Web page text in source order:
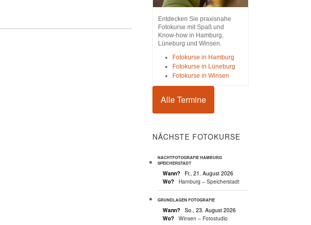
Entdecken Sie praxisnahe
Fotokurse mit Spaß und
Know-how in Hamburg,
Lüneburg und Winsen.
Fotokurse in Hamburg
Fotokurse in Lüneburg
Fotokurse in Winsen
Alle Termine
NÄCHSTE FOTOKURSE
NACHTFOTOGRAFIE HAMBURG
SPEICHERSTADT
Wann?
Fr., 21. August 2026
Wo?
Hamburg – Speicherstadt
GRUNDLAGEN FOTOGRAFIE
Wann?
So., 23. August 2026
Wo?
Winsen – Fotostudio